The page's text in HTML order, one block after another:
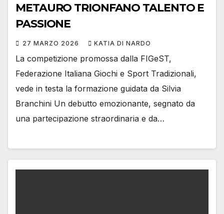
METAURO TRIONFANO TALENTO E
PASSIONE
27 MARZO 2026 KATIA DI NARDO
La competizione promossa dalla FIGeST,
Federazione Italiana Giochi e Sport Tradizionali,
vede in testa la formazione guidata da Silvia
Branchini Un debutto emozionante, segnato da
una partecipazione straordinaria e da…